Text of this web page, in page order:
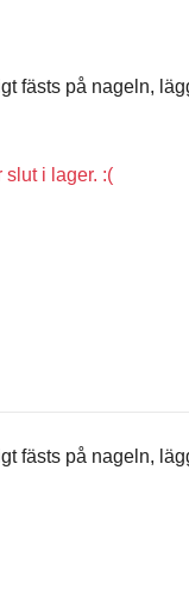
fästs på nageln,
slut i lager. :(
fästs på nageln,